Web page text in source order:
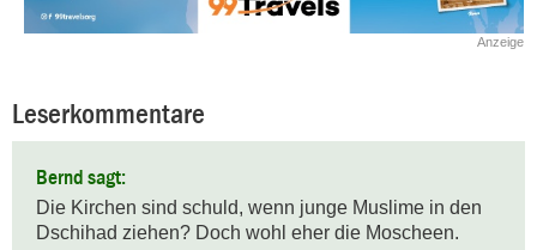
Anzeige
Leserkommentare
Bernd sagt:
Die Kirchen sind schuld, wenn junge Muslime in den
Dschihad ziehen? Doch wohl eher die Moscheen.